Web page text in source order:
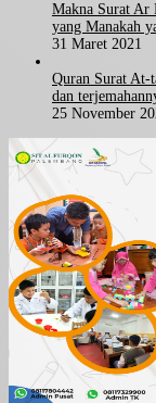
Makna Surat Ar
yang Manakah
31 Maret 2021
Quran Surat At-
dan
25 November